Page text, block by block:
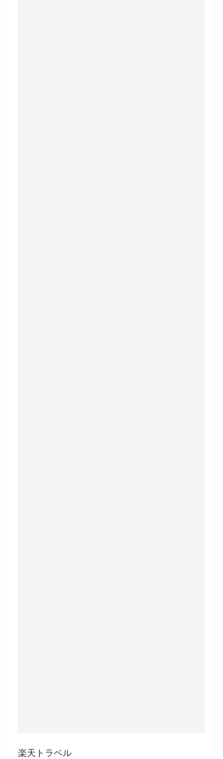
楽天トラベル